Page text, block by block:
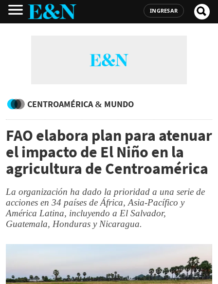
INGRESAR
CENTROAMÉRICA & MUNDO
FAO elabora plan para atenuar
el impacto de El Niño en la
agricultura de Centroamérica
La organización ha dado la prioridad a una serie de
acciones en 34 países de África, Asia-Pacífico y
América Latina, incluyendo a El Salvador,
Guatemala, Honduras y Nicaragua.